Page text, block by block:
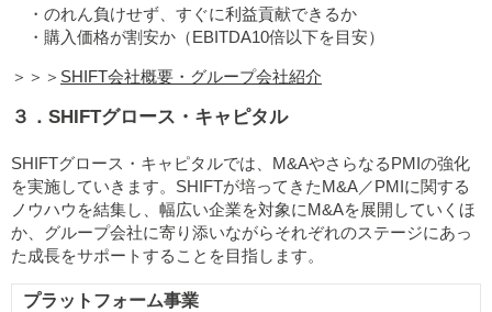
のれん負けせず、すぐに利益貢献できるか
購入価格が割安か（EBITDA10倍以下を目安）
＞＞＞ SHIFT会社概要・グループ会社紹介
３．SHIFTグロース・キャピタル
SHIFTグロース・キャピタルでは、M&AやさらなるPMIの強化
を実施していきます。SHIFTが培ってきたM&A／PMIに関する
ノウハウを結集し、幅広い企業を対象にM&Aを展開していくほ
か、グループ会社に寄り添いながらそれぞれのステージにあっ
た成長をサポートすることを目指します。
プラットフォーム事業